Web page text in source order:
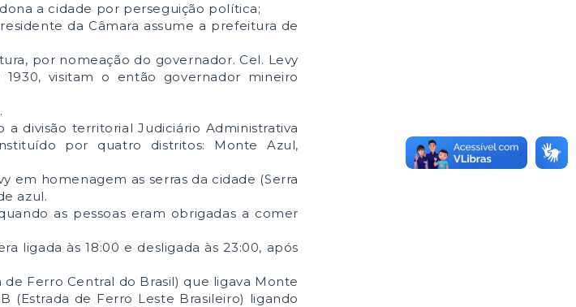
a cidade por perseguição política;
da Câmara assume a prefeitura de
por nomeação do governador. Cel. Levy
visitam o então governador mineiro
a divisão territorial Judiciário Administrativa
por quatro distritos: Monte Azul,
em homenagem as serras da cidade (Serra
azul.
as pessoas eram obrigadas a comer
ligada às 18:00 e desligada às 23:00, após
de Ferro Central do Brasil) que ligava Monte
(Estrada de Ferro Leste Brasileiro) ligando